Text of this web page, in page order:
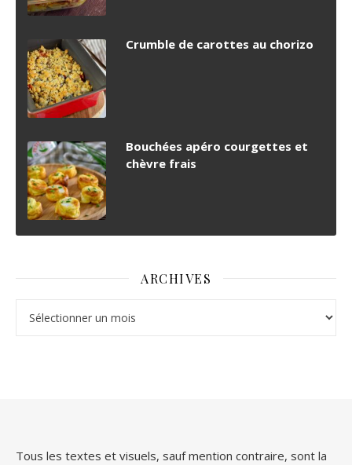
Crumble de carottes au chorizo
Bouchées apéro courgettes et
chèvre frais
ARCHIVES
Tous les textes et visuels, sauf mention contraire, sont la